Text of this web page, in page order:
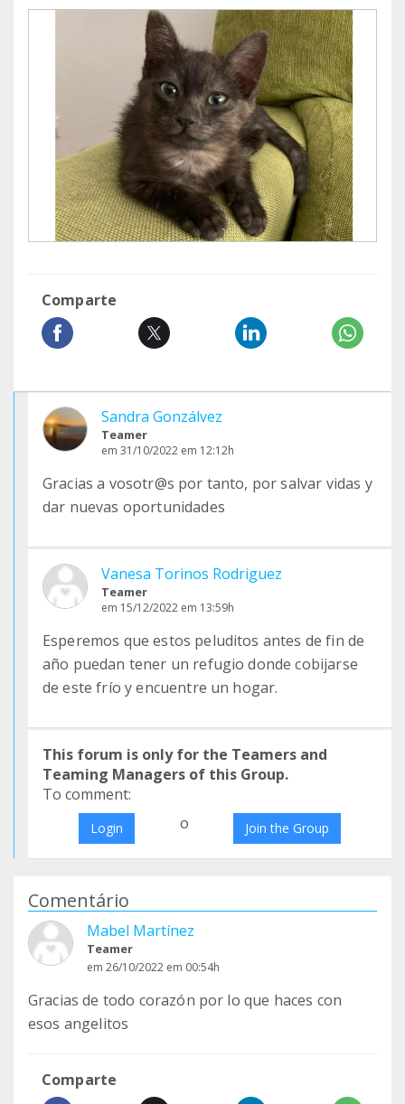
Comparte
Sandra Gonzálvez
Teamer
em 31/10/2022 em 12:12h
Gracias a vosotr@s por tanto, por salvar vidas y
dar nuevas oportunidades
Vanesa Torinos Rodriguez
Teamer
em 15/12/2022 em 13:59h
Esperemos que estos peluditos antes de fin de
año puedan tener un refugio donde cobijarse
de este frío y encuentre un hogar.
This forum is only for the Teamers and
Teaming Managers of this Group.
To comment:
Login o Join the Group
Comentário
Mabel Martínez
Teamer
em 26/10/2022 em 00:54h
Gracias de todo corazón por lo que haces con
esos angelitos
Comparte